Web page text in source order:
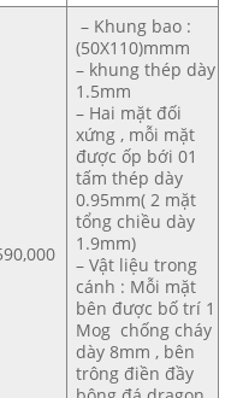
– Khung bao :
(50X110)mmm
– khung thép dày
1.5mm
– Hai mặt đối
xứng , mỗi mặt
được ốp bới 01
tấm thép dày
0.95mm( 2 mặt
tổng chiều dày
1.9mm)
– Vật liệu trong
cánh : Mỗi mặt
bên được bố trí 1
Mog chống cháy
dày 8mm , bên
trông điền đầy